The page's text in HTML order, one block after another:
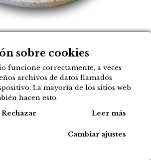
de vainilla
3 unidades)
sobre cookies
funcione correctamente, a veces
archivos de datos llamados
La mayoría de los sitios web
hacen esto.
Rechazar Leer más
Cambiar ajustes